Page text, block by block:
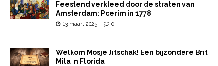
Feestend verkleed door de straten van
Amsterdam: Poerim in 1778
13 maart 2025 0
Welkom Mosje Jitschak! Een bijzondere Brit
Mila in Florida